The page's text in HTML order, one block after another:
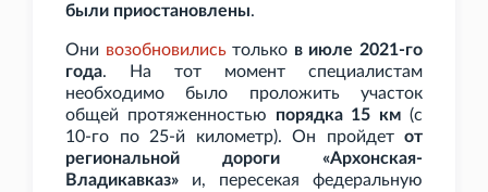
были приостановлены.
Они возобновилисьтолько в июле 2021-го
года. На тот момент специалистам
необходимо было проложить участок
общей протяженностью порядка 15 км (с
10-го по 25-й километр). Он пройдет от
региональной дороги «Архонская-
Владикавказ» и, пересекая федеральную